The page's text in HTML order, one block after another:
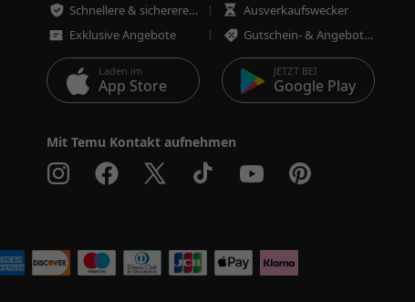
Schnellere & sicherere Bestellungen
Ausverkaufswecker
Exklusive Angebote
Gutschein- & Angebotswecker
Laden im
App Store
JETZT BEI
Google Play
Mit Temu Kontakt aufnehmen